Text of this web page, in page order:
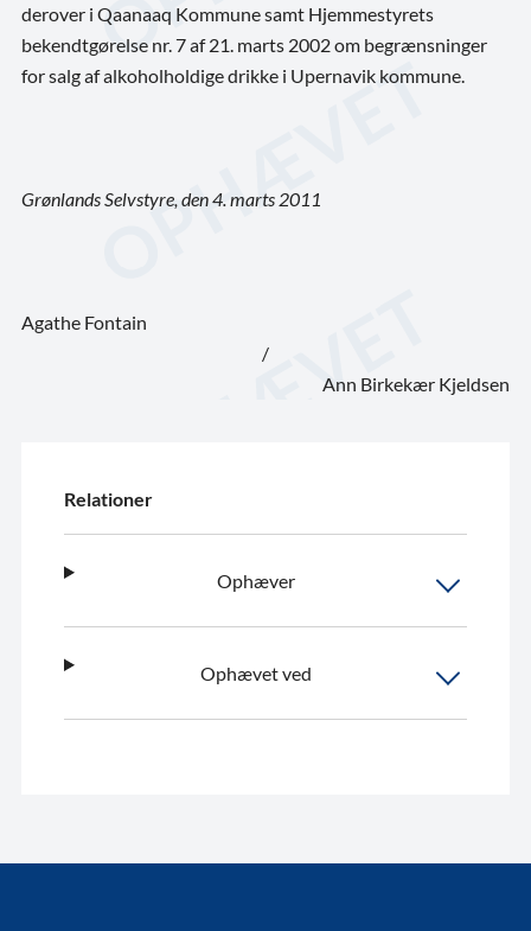
derover i Qaanaaq Kommune samt Hjemmestyrets
bekendtgørelse nr. 7 af 21. marts 2002 om begrænsninger
for salg af alkoholholdige drikke i Upernavik kommune.
Grønlands Selvstyre, den 4. marts 2011
Agathe Fontain
/
Ann Birkekær Kjeldsen
Relationer
Ophæver
Ophævet ved